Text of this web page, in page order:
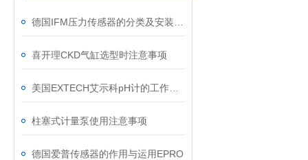
喜开理CKD气缸选型时注意事项
柱塞式计量泵使用注意事项
德国爱普传感器的作用与运用EPRO